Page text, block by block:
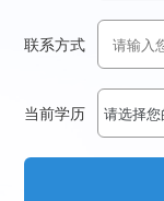
联系方式
当前学历